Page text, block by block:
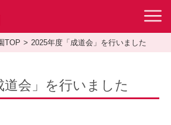
TOP 2025年度「成道会」を行いました
道会」を行いました